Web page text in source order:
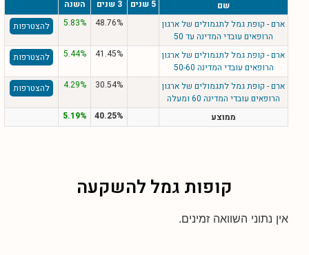
שם 5 שנים 3 שנים
השנה
ארם - קופת גמל לתגמולים של ארגון
הרופאים עובדי המדינה עד 50
48.76%
5.83% להצטרפות
ארם - קופת גמל לתגמולים של ארגון
הרופאים עובדי המדינה 50-60
41.45%
5.44% להצטרפות
ארם - קופת גמל לתגמולים של ארגון
הרופאים עובדי המדינה 60 ומעלה
30.54%
4.29% להצטרפות
ממוצע 40.25%
5.19%
קופות גמל להשקעה
אין נתוני השוואה זמינים.